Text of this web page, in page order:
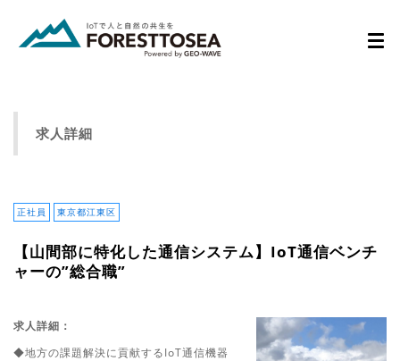
求人詳細
正社員 東京都江東区
【山間部に特化した通信システム】IoT通信ベンチ
ャーの”総合職”
求人詳細：
◆地方の課題解決に貢献するIoT通信機器